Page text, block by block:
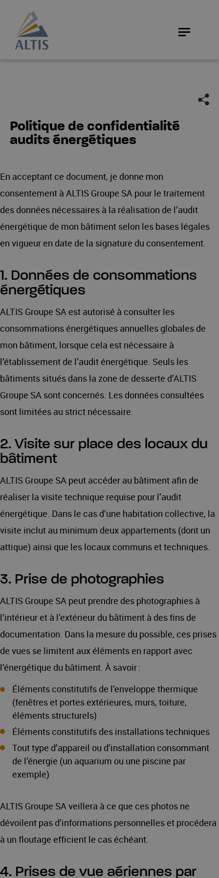
Politique de confidentialité
audits énergétiques
En acceptant ce document, je donne mon
consentement à ALTIS Groupe SA pour le traitement
des données nécessaires à la réalisation de l’audit
énergétique de mon bâtiment selon les bases légales
en vigueur en date de la signature du consentement.
1. Données de consommations
énergétiques
ALTIS Groupe SA est autorisé à consulter les
consommations énergétiques annuelles globales de
mon bâtiment, lorsque cela est nécessaire à
l’établissement de l’audit énergétique. Seuls les
bâtiments situés dans la zone de desserte d’ALTIS
Groupe SA sont concernés. Les données consultées
sont limitées au strict nécessaire.
2. Visite sur place des locaux du
bâtiment
ALTIS Groupe SA peut accéder au bâtiment afin de
réaliser la visite technique requise pour l’audit
énergétique. Dans le cas d’une habitation collective, la
visite inclut au minimum deux appartements (dont un
attique) ainsi que les locaux communs et techniques.
3. Prise de photographies
ALTIS Groupe SA peut prendre des photographies à
l’intérieur et à l’extérieur du bâtiment à des fins de
documentation. Dans la mesure du possible, ces prises
de vues se limitent aux éléments en rapport avec
l’énergétique du bâtiment. À savoir :
Éléments constitutifs de l’enveloppe thermique
(fenêtres et portes extérieures, murs, toiture,
éléments structurels)
Éléments constitutifs des installations techniques
Tout type d’appareil ou d’installation consommant
de l’énergie (un aquarium ou une piscine par
exemple)
ALTIS Groupe SA veillera à ce que ces photos ne
dévoilent pas d’informations personnelles et procédera
à un floutage efficient le cas échéant.
4. Prises de vue aériennes par